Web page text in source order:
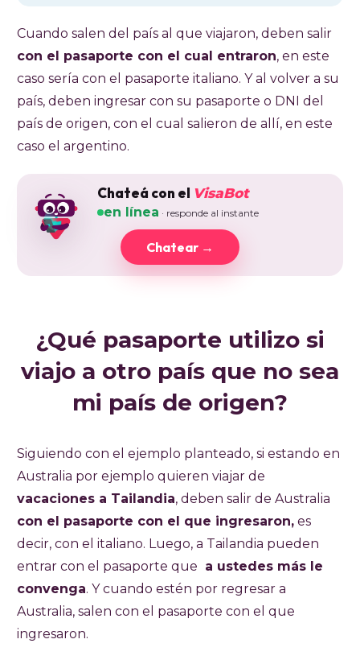
Cuando salen del país al que viajaron, deben salir
con el pasaporte con el cual entraron, en este
caso sería con el pasaporte italiano. Y al volver a su
país, deben ingresar con su pasaporte o DNI del
país de origen, con el cual salieron de allí, en este
caso el argentino.
Chateá con el VisaBot
en línea · responde al instante
Chatear →
¿Qué pasaporte utilizo si
viajo a otro país que no sea
mi país de origen?
Siguiendo con el ejemplo planteado, si estando en
Australia por ejemplo quieren viajar de
vacaciones a Tailandia, deben salir de Australia
con el pasaporte con el que ingresaron, es
decir, con el italiano. Luego, a Tailandia pueden
entrar con el pasaporte que a ustedes más le
convenga. Y cuando estén por regresar a
Australia, salen con el pasaporte con el que
ingresaron.